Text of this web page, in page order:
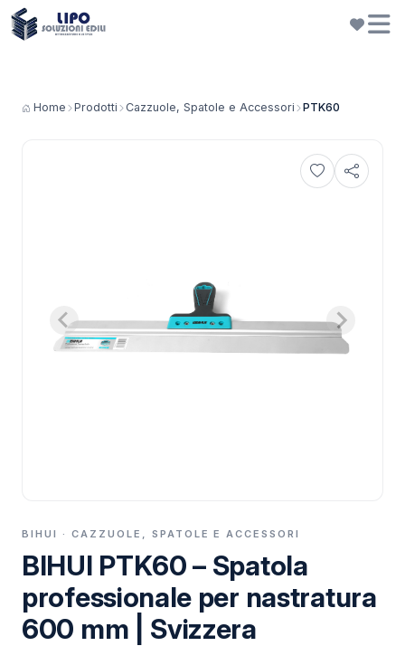
Home Prodotti Cazzuole, Spatole e Accessori PTK60
BIHUI · CAZZUOLE, SPATOLE E ACCESSORI
BIHUI PTK60 – Spatola
professionale per nastratura
600 mm | Svizzera